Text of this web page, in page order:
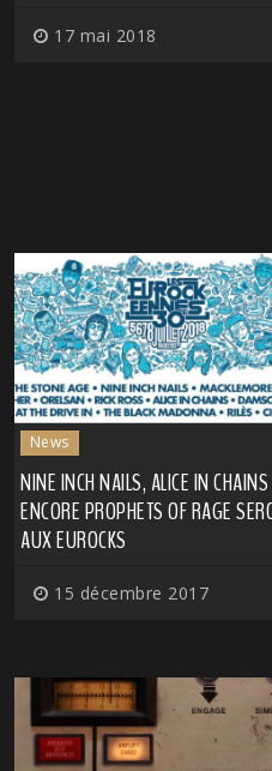
17 mai 2018
News
NINE INCH NAILS, ALICE IN
ENCORE PROPHETS OF RAGE
AUX EUROCKS
15 décembre 2017